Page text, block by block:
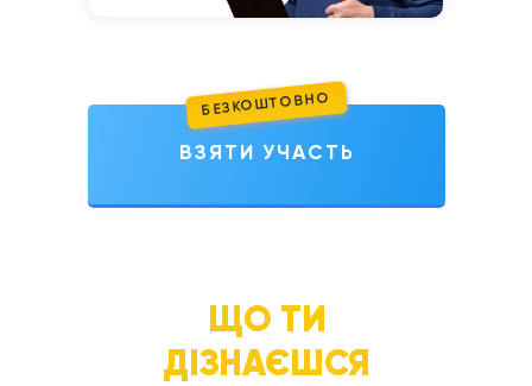
ВЗЯТИ УЧАСТЬ
БЕЗКОШТОВНО
ЩО ТИ
ДІЗНАЄШСЯ